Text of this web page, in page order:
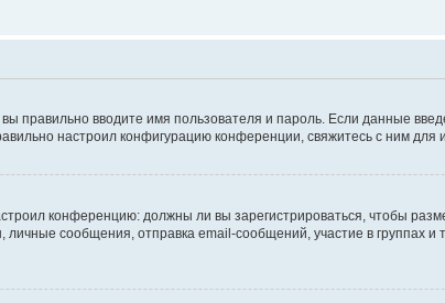
правильно вводите имя пользователя и пароль. Если данные
настроил конфигурацию конференции, свяжитесь с ним для
конференцию: должны ли вы зарегистрироваться, чтобы
сообщения, отправка email-сообщений, участие в группах и